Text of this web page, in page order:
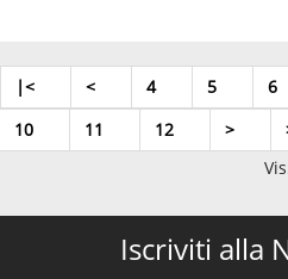
|< < 4 5 6
10
11 12 >
Iscriviti alla